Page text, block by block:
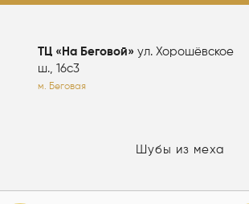
ТЦ «На Беговой» ул. Хорошёвское
ш., 16с3
м. Беговая
Шубы из меха